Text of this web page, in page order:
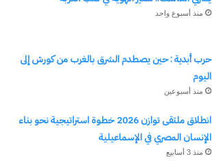
منذ أسبوع واحد
حرب أبدية : حين يصطدم الشرق بالغرب من كورش إلى
اليوم
منذ أسبوعين
انطلاق ملتقى توازن 2026 خطوة استراتيجية نحو بناء
الإنسان المصري في الإسماعيلية
منذ 3 أسابيع